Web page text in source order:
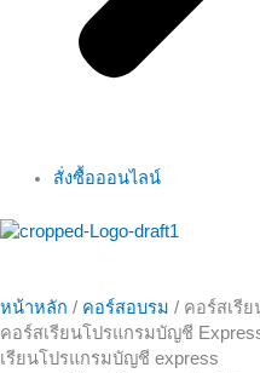
สั่งซื้อออนไลน์
หน้าหลัก / คอร์สอบรม / คอร์สเรี
คอร์สเรียนโปรแกรมบัญชี
เรียนโปรแกรมบัญชี express